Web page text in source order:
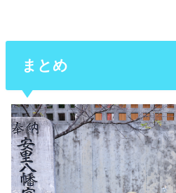
まとめ